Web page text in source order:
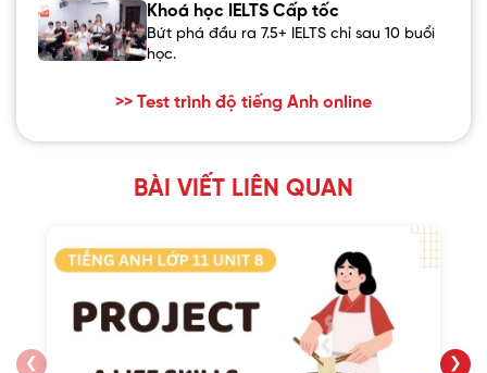
Khoá học IELTS Cấp tốc
Bứt phá đầu ra 7.5+ IELTS chỉ sau 10 buổi
học.
>> Test trình độ tiếng Anh online
BÀI VIẾT LIÊN QUAN
❮ ❯